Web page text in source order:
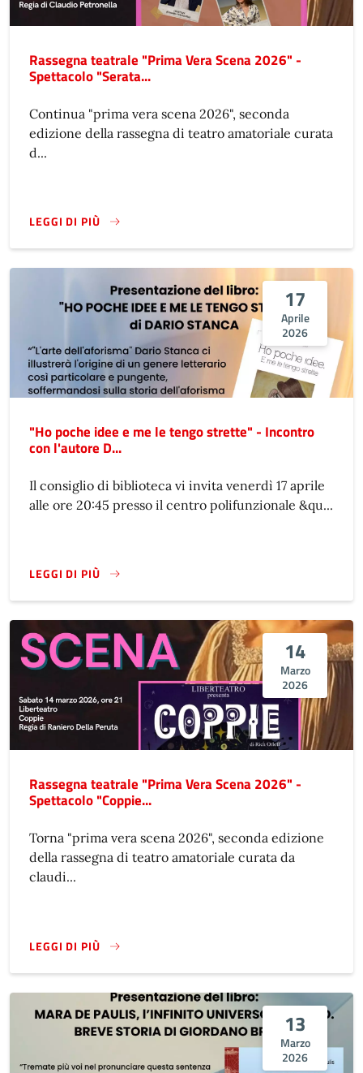
Rassegna teatrale "Prima Vera Scena 2026" -
Spettacolo "Serata...
Continua "prima vera scena 2026", seconda
edizione della rassegna di teatro amatoriale curata
d...
LEGGI DI PIÙ
17
Aprile
2026
"Ho poche idee e me le tengo strette" - Incontro
con l'autore D...
Il consiglio di biblioteca vi invita venerdì 17 aprile
alle ore 20:45 presso il centro polifunzionale &qu...
LEGGI DI PIÙ
14
Marzo
2026
Rassegna teatrale "Prima Vera Scena 2026" -
Spettacolo "Coppie...
Torna "prima vera scena 2026", seconda edizione
della rassegna di teatro amatoriale curata da
claudi...
LEGGI DI PIÙ
13
Marzo
2026